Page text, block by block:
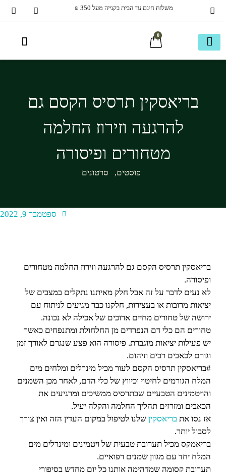
משלוח חינם עד הבית בקנייה מעל 350 ₪
0
בריאסקין תרסיס הקסם גם
להרגעה וזירוז החלמה
מטחורים ופיסורה
פוסטים, סרטונים
ספטמבר 9, 2022
בריאסקין תרסיס הקסם גם להרגעה וזירוז החלמה מטחורים
ופיסורה.
לא נעים לדבר על זה אבל חלק מאיתנו נתקלים במצבים של
יציאות מרובות או בעצירות, חלקנו כבר מגיעים לניתוח עם
ירושה של טחורים מחיים ארוכים של אכילה לא נכונה.
טחורים הם כלי דם הנפרדים מן החלחולת ומתנפחים כאשר
יש פעילות יציאות מוגברת. פיסורה הוא פצע שנגרם לאורך זמן
וגורם לכאבים רבים וזיהום.
#בריאסקין תרסיס הקסם לעור מכיל מינרלים ומלחים מים
המלח הגורמים לחיטוי וכיווץ של כלי הדם, לאחר מכן השמנים
והויטמינים הטבעיים שבתרסיס ממשיכים ומרגיעים את
הכאבים ומזרזים תהליך החלמה והקלה יעיל.
אז נסו אתבריאסקיןשלנו לטיפול במקום העדין הזה ואין צורך
לסבול יותר.
בריאמקס מכיל תערובת טבעית של ויטמינים ומינרלים מים
המלח יחד עם מגוון שמנים רפואיים.
תערובת קסומה שמדהימה אותנו כל יום מחדש בסיפורי